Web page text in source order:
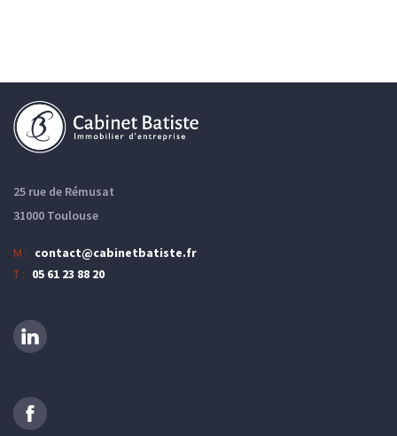
25 rue de Rémusat
31000 Toulouse
M : contact@cabinetbatiste.fr
T : 05 61 23 88 20